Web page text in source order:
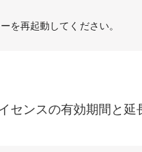
を再起動してください。
センスの有効期間と延